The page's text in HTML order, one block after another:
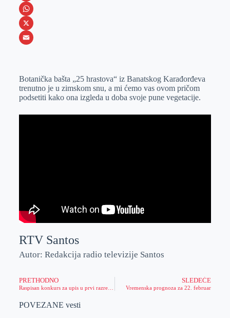
e
b
o
s
s
e
e
r
i
n
k
I
n
V
i
b
W
h
s
A
X
a
i
Botanička bašta „25 hrastova“ iz Banatskog Karađorđeva
trenutno je u zimskom snu, a mi ćemo vas ovom pričom
podsetiti kako ona izgleda u doba svoje pune vegetacije.
RTV Santos
Autor: Redakcija radio televizije Santos
PRETHODNO
Raspisan konkurs za upis u prvi razred Srednje škole unutrašnjih poslova „Jakov Nenadović“ u Sremskoj Kamenici
SLEDEĆE
Vremenska prognoza za 22. februar
POVEZANE vesti